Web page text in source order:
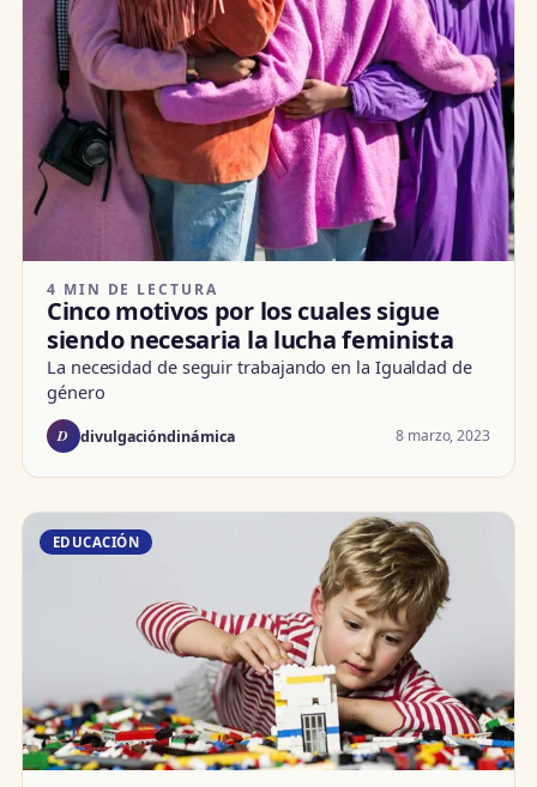
4 MIN DE LECTURA
Cinco motivos por los cuales sigue
siendo necesaria la lucha feminista
La necesidad de seguir trabajando en la Igualdad de
género
D divulgacióndinámica 8 marzo, 2023
EDUCACIÓN